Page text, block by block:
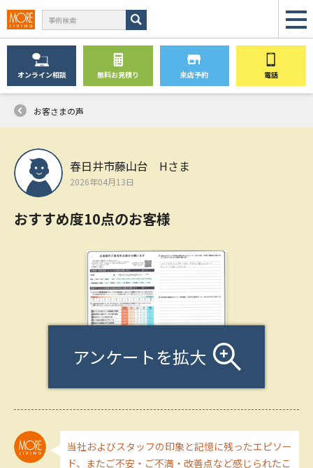
オンライン相談 無料お見積り 来店予約 電話
お客さまの声
春日井市藤山台 Hさま
2026年04月13日
おすすめ度10点のお客様
アンケートを拡大
当社およびスタッフの印象と記憶に残ったエピソー
ド、またご不安・ご不満・改善点など感じられたこ